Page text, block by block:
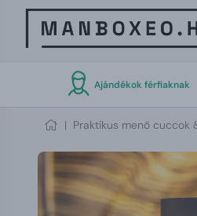
Ajándékok férfiaknak
| Praktikus menő cuccok